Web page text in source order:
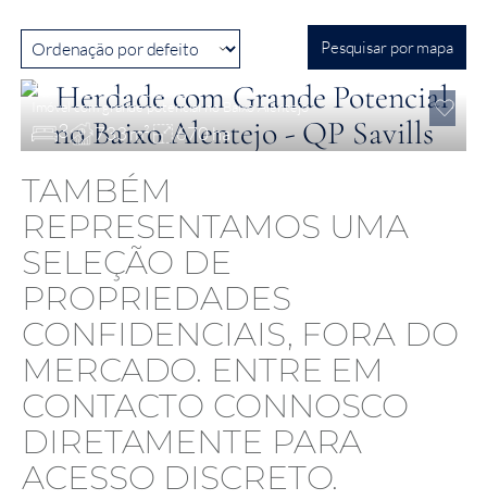
Pesquisar por mapa
€ 7,850,000
Imóvel com grande potencial no Baixo Alentejo
3 733 m² 670 ha
TAMBÉM
REPRESENTAMOS UMA
SELEÇÃO DE
PROPRIEDADES
CONFIDENCIAIS, FORA DO
MERCADO. ENTRE EM
CONTACTO CONNOSCO
DIRETAMENTE PARA
ACESSO DISCRETO.